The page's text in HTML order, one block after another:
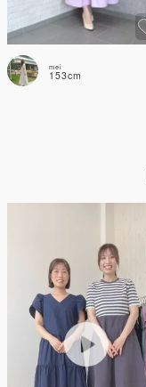
mei
153cm